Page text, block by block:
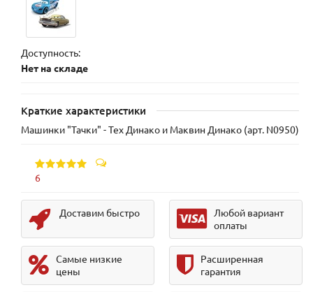
Доступность:
Нет на складе
Краткие характеристики
Машинки "Тачки" - Тех Динако и Маквин Динако (арт. N0950)
6
Доставим быстро
Любой вариант
оплаты
Самые низкие
цены
Расширенная
гарантия